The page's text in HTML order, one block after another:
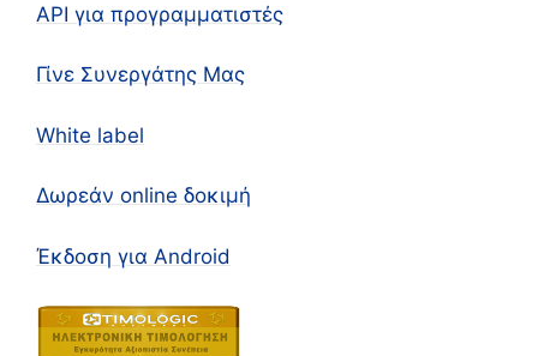
API για προγραμματιστές
Γίνε Συνεργάτης Μας
White label
Δωρεάν online δοκιμή
Έκδοση για Android